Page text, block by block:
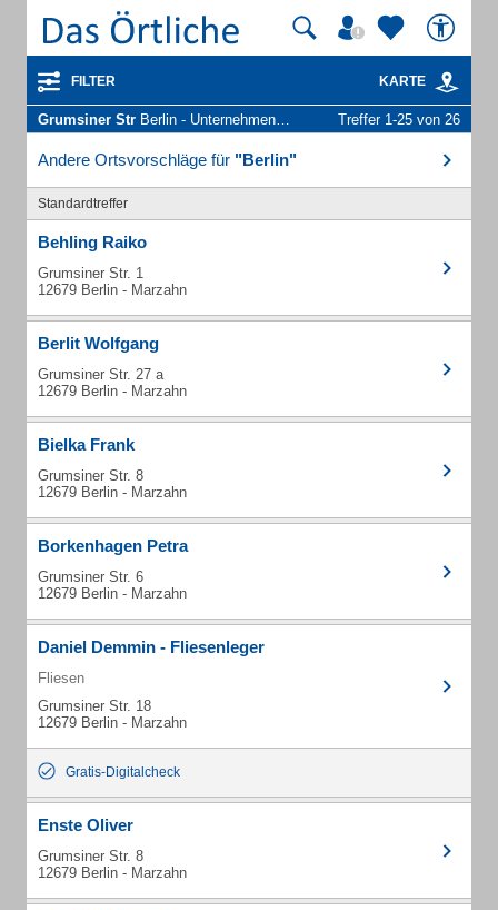
FILTER KARTE
Grumsiner Str Berlin - Unternehmen und Personen Treffer 1-25 von 26
Andere Ortsvorschläge für "Berlin"
Standardtreffer
Behling Raiko
Grumsiner Str. 1
12679 Berlin - Marzahn
Berlit Wolfgang
Grumsiner Str. 27 a
12679 Berlin - Marzahn
Bielka Frank
Grumsiner Str. 8
12679 Berlin - Marzahn
Borkenhagen Petra
Grumsiner Str. 6
12679 Berlin - Marzahn
Daniel Demmin - Fliesenleger
Fliesen
Grumsiner Str. 18
12679 Berlin - Marzahn
Gratis-Digitalcheck
Enste Oliver
Grumsiner Str. 8
12679 Berlin - Marzahn